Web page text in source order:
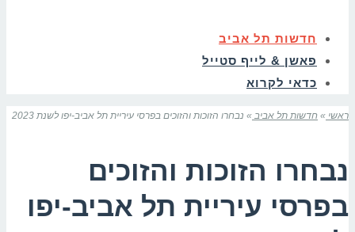
חדשות תל אביב
פאשן & לייף סטייל
כדאי לקרוא
ראשי » חדשות תל אביב » נבחרו הזוכות והזוכים בפרסי עיריית תל אביב-יפו לשנת 2023
נבחרו הזוכות והזוכים
בפרסי עיריית תל אביב-יפו